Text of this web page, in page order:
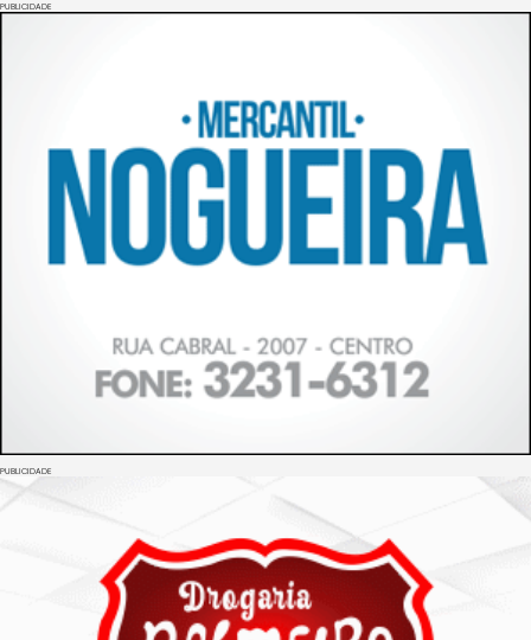
PUBLICIDADE
PUBLICIDADE